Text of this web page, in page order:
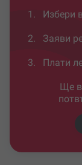
1. Избери
2. Заяви
3. Плати
Ще